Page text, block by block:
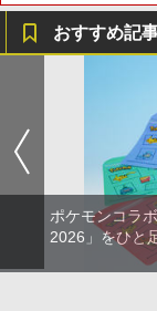
おすすめ記
ポケモンコラ
2026」をひと